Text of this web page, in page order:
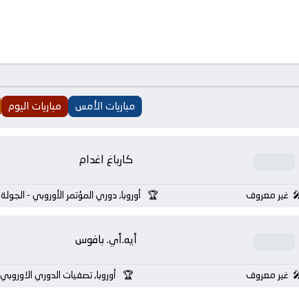
مباريات الأمس مباريات اليوم
كارباغ اغدام
غير معروف أوروبا, دوري المؤتمر الأوروبي - الجولة
أيه.أي. بافوس
غير معروف أوروبا, تصفيات الدوري الاوروبي